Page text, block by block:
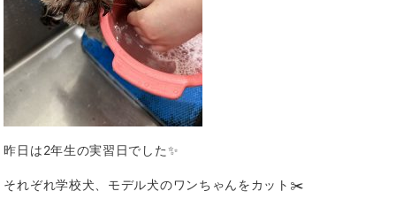
昨日は2年生の実習日でした✨
それぞれ学校犬、モデル犬のワンちゃんをカット✂️